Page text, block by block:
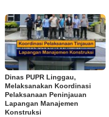
Dinas PUPR Linggau,
Melaksanakan Koordinasi
Pelaksanaan Peninjauan
Lapangan Manajemen
Konstruksi